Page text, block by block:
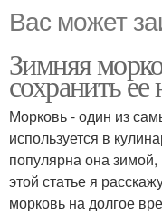
Вас может
Зимняя
сохранить ее
Морковь - один из
используется в
популярна она зимой,
этой статье я
морковь на долгое